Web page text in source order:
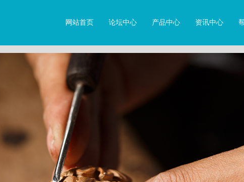
网站首页 论坛中心 产品中心 资讯中心